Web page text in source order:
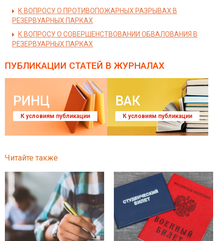
К ВОПРОСУ О ПРОТИВОПОЖАРНЫХ РАЗРЫВАХ В
РЕЗЕРВУАРНЫХ ПАРКАХ
К ВОПРОСУ О СОВЕРШЕНСТВОВАНИИ ОБВАЛОВАНИЯ В
РЕЗЕРВУАРНЫХ ПАРКАХ
ПУБЛИКАЦИИ СТАТЕЙ В ЖУРНАЛАХ
РИНЦ
К условиям публикации
ВАК
К условиям публикации
Читайте также